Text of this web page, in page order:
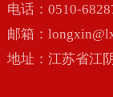
电话：0510-
邮箱：
地址：江苏省江